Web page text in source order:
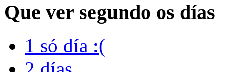
Que ver segundo os días
1 só día :(